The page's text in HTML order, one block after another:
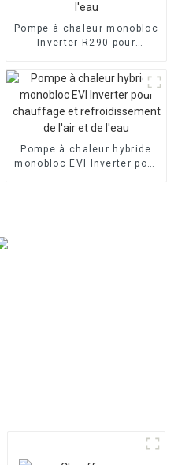
Pompe à chaleur monobloc
Inverter R290 pour
refroidissement de l'air et
de l'eau
Pompe à chaleur hybride
monobloc EVI Inverter pour